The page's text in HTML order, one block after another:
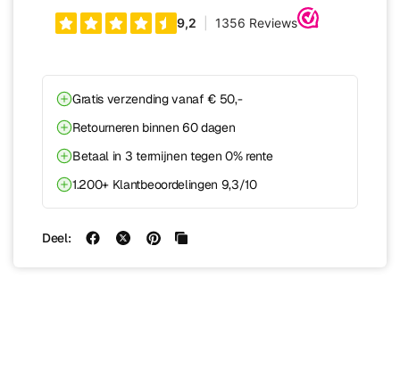
Gratis verzending vanaf € 50,-
Retourneren binnen 60 dagen
Betaal in 3 termijnen tegen 0% rente
1.200+ Klantbeoordelingen 9,3/10
Deel: